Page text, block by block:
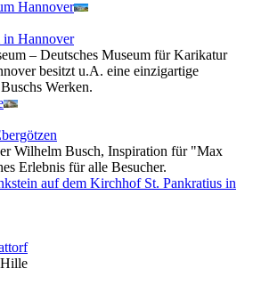
in Hannover
– Deutsches Museum für Karikatur
besitzt u.A. eine einzigartige
Werken.
Wilhelm Busch, Inspiration für "Max
Erlebnis für alle Besucher.